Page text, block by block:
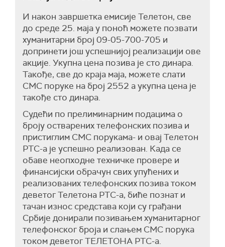
И након завршетка емисије Телетон, све
до среде 25. маја у поноћ можете позвати
хуманитарни број 09-05-700-705 и
допринети још успешнијој реализацији ове
акције. Укупна цена позива је сто динара.
Такође, све до краја маја, можете слати
СМС поруке на број 2552 а укупна цена је
такође сто динара.
Судећи по прелиминарним подацима о
броју остварених телефонских позива и
пристиглим СМС порукама- и овај Телетон
РТС-а је успешно реализован. Када се
обаве неопходне техничке провере и
финансијски обрачун свих упућених и
реализованих телефонских позива током
деветог Телетона РТС-а, биће познат и
тачан износ средстава који су грађани
Србије донирали позивањем хуманитарног
телефонског броја и слањем СМС порука
током деветог ТЕЛЕТОНА РТС-а.